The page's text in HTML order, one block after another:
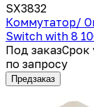
SX3832
Коммутатор/
Switch with 8
Под заказСрок
по запросу
Предзаказ